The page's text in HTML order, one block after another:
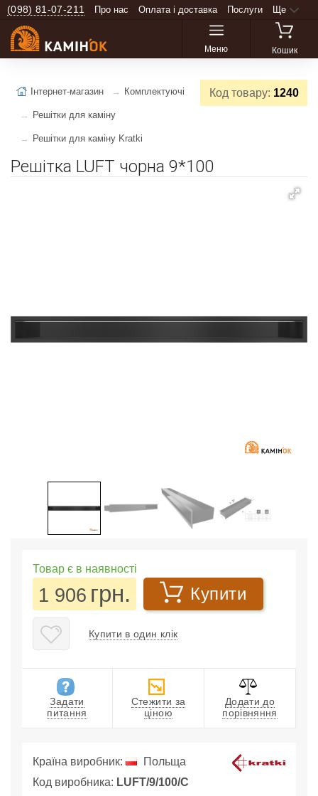
(098) 81-07-211 Про нас Оплата і доставка Послуги Ще
Меню Кошик
Код товару: 1240
Інтернет-магазин Комплектуючі
Решітки для каміну
Решітки для каміну Kratki
Решітка LUFT чорна 9*100
Товар є в наявності
1 906 грн. Купити
Купити в один клік
Задати
питання
Стежити за
ціною
Додати до
порівняння
Країна виробник:
Польща
Код виробника: LUFT/9/100/C